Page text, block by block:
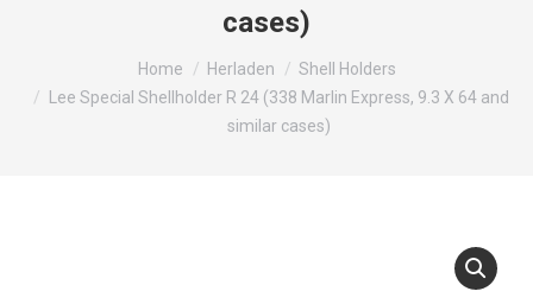
cases)
Home Herladen
Shell Holders
Lee Special Shellholder R 24 (338 Marlin Express, 9.3 X 64 and
similar cases)